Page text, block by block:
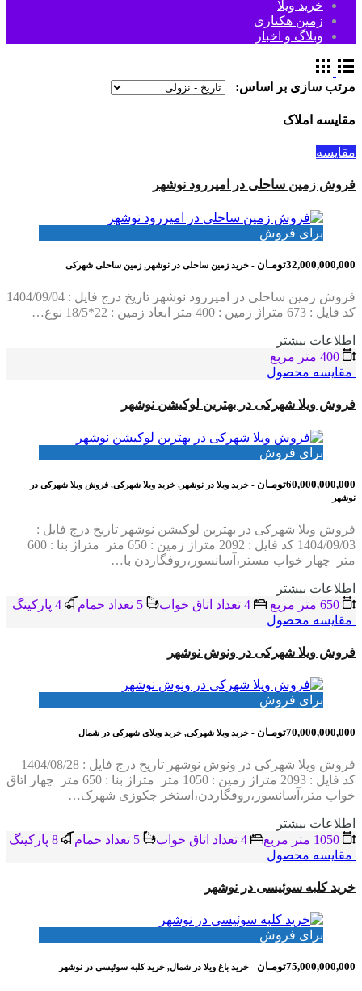
خرید ویلا
زمین هکتاری
وبلاگ و اخبار
مرتب سازی بر اساس:
مقایسه املاک
مقایسه
فروش زمین ساحلی در امیررود نوشهر
برای فروش
32,000,000,000تومـان - خرید زمین ساحلی در نوشهر, زمین ساحلی شهرکی
فروش زمین ساحلی در امیررود نوشهر تاریخ درج فایل : 1404/09/04
کد فایل : 673 متراژ زمین : 400 متر ابعاد زمین : 22*18/5 نوع…
اطلاعات بيشتر
مقایسه محصول
فروش ویلا شهرکی در بهترین لوکیشن نوشهر
برای فروش
60,000,000,000تومـان
- خرید ویلا در نوشهر, خرید ویلا شهرکی, فروش ویلا شهرکی در
نوشهر
فروش ویلا شهرکی در بهترین لوکیشن نوشهر تاریخ درج فایل :
1404/09/03 کد فایل : 2092 متراژ زمین : 650 متر متراژ بنا : 600
متر چهار خواب مستر،آسانسور،روفگاردن با…
اطلاعات بيشتر
مقایسه محصول
فروش ویلا شهرکی در ونوش نوشهر
برای فروش
70,000,000,000تومـان - خرید ویلا شهرکی, خرید ویلای شهرکی در شمال
فروش ویلا شهرکی در ونوش نوشهر تاریخ درج فایل : 1404/08/28
کد فایل : 2093 متراژ زمین : 1050 متر متراژ بنا : 650 متر چهار اتاق
خواب متر،آسانسور،روفگاردن،استخر جکوزی شهرک…
اطلاعات بيشتر
مقایسه محصول
خرید کلبه سوئیسی در نوشهر
برای فروش
75,000,000,000تومـان - خرید باغ ویلا در شمال, خرید کلبه سوئیسی در نوشهر